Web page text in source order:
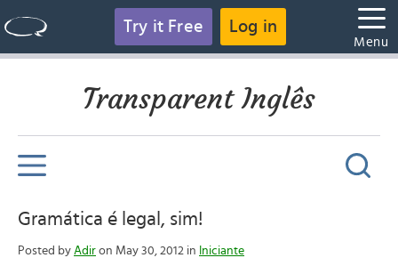
Try it Free Log in
Menu
Transparent Inglês
Gramática é legal, sim!
Posted by Adir on May 30, 2012 in Iniciante